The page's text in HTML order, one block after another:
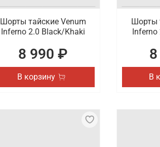
Шорты тайские Venum
Inferno 2.0 Black/Khaki
8 990 ₽
В корзину
Шорты
Inferno
В